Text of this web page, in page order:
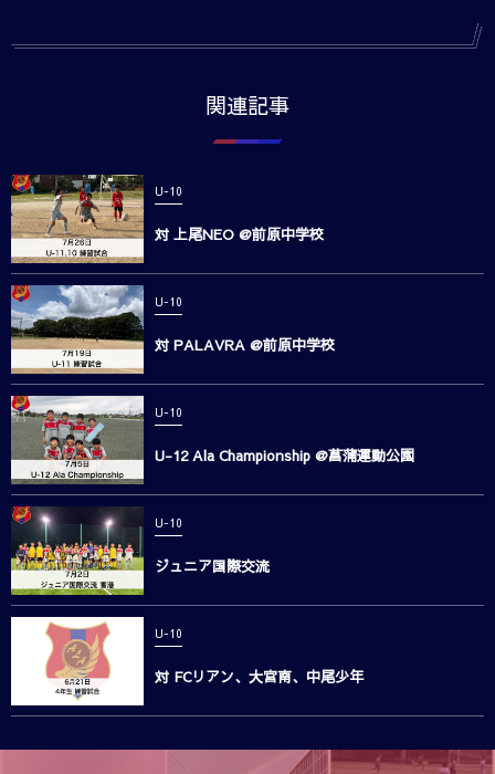
関連記事
U-10
対 上尾NEO @前原中学校
U-10
対 PALAVRA @前原中学校
U-10
U-12 Ala Championship @菖蒲運動公園
U-10
ジュニア国際交流
U-10
対 FCリアン、大宮南、中尾少年